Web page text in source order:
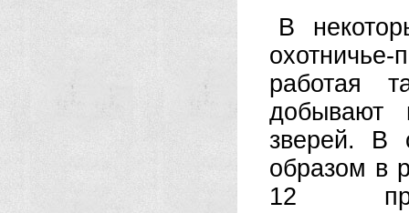
В
работая
добывают
зверей. В
образом в
12